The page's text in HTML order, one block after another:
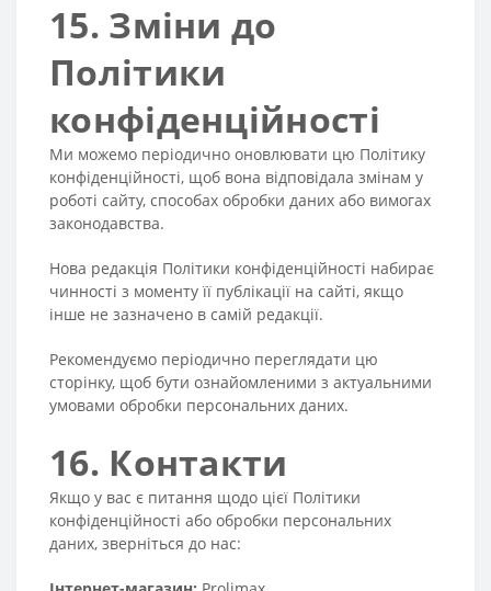
15. Зміни до
Політики
конфіденційності
Ми можемо періодично оновлювати цю Політику
конфіденційності, щоб вона відповідала змінам у
роботі сайту, способах обробки даних або вимогах
законодавства.
Нова редакція Політики конфіденційності набирає
чинності з моменту її публікації на сайті, якщо
інше не зазначено в самій редакції.
Рекомендуємо періодично переглядати цю
сторінку, щоб бути ознайомленими з актуальними
умовами обробки персональних даних.
16. Контакти
Якщо у вас є питання щодо цієї Політики
конфіденційності або обробки персональних
даних, зверніться до нас: